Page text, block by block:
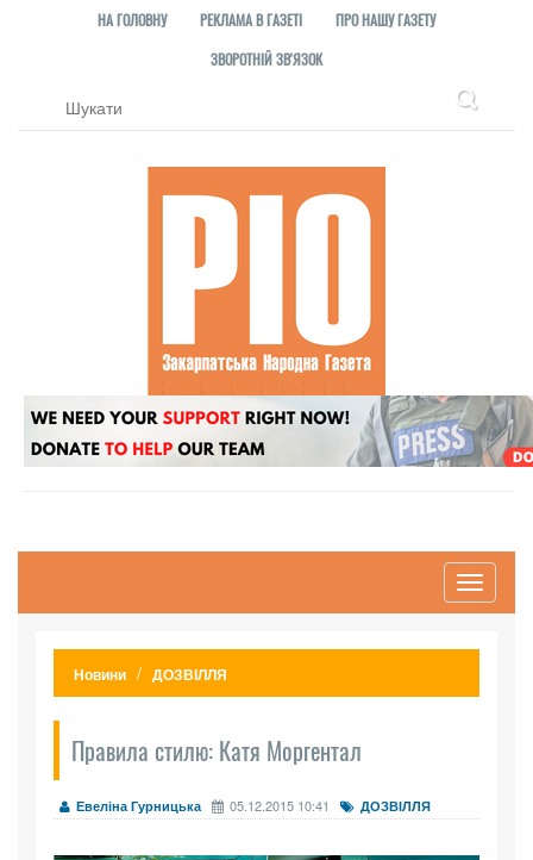
НА ГОЛОВНУ РЕКЛАМА В ГАЗЕТІ
ПРО НАШУ ГАЗЕТУ
ЗВОРОТНІЙ ЗВ'ЯЗОК
Toggle
Новини ДОЗВІЛЛЯ
Правила стилю: Катя Моргентал
Евеліна Гурницька 05.12.2015 10:41 ДОЗВІЛЛЯ